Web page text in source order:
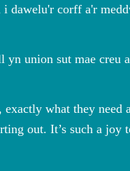
dawelu'r corff a'r
union sut mae creu
what they
out. It’s such a joy